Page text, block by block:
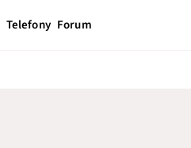
Telefony Forum